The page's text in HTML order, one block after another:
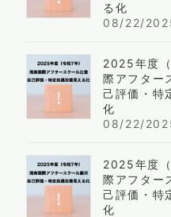
る化
08/22/
2025年度
際アフター
己評価・特
化
08/22/
2025年度
際アフター
己評価・特
化